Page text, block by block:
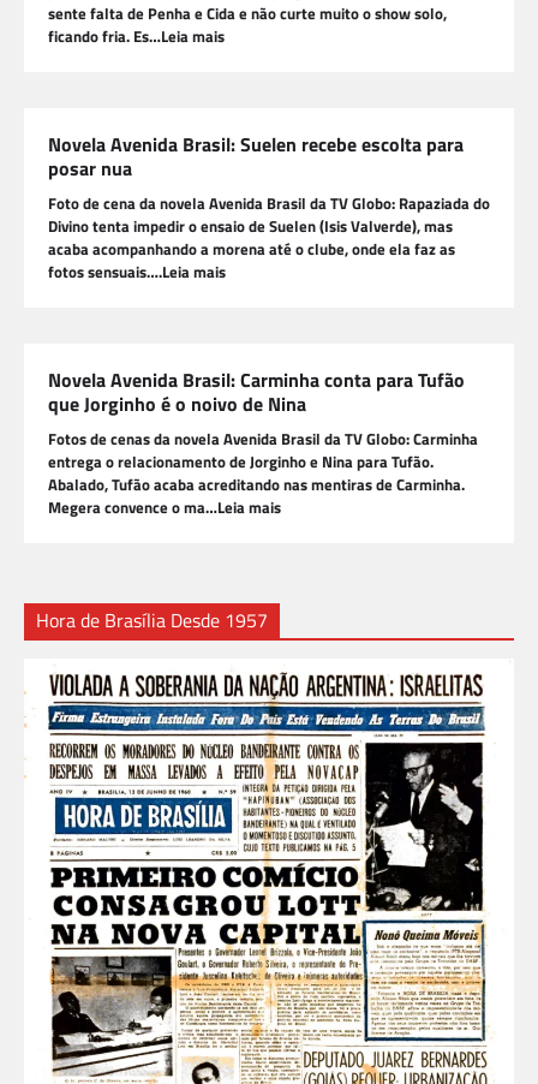
sente falta de Penha e Cida e não curte muito o show solo,
ficando fria. Es…Leia mais
Novela Avenida Brasil: Suelen recebe escolta para
posar nua
Foto de cena da novela Avenida Brasil da TV Globo: Rapaziada do
Divino tenta impedir o ensaio de Suelen (Isis Valverde), mas
acaba acompanhando a morena até o clube, onde ela faz as
fotos sensuais….Leia mais
Novela Avenida Brasil: Carminha conta para Tufão
que Jorginho é o noivo de Nina
Fotos de cenas da novela Avenida Brasil da TV Globo: Carminha
entrega o relacionamento de Jorginho e Nina para Tufão.
Abalado, Tufão acaba acreditando nas mentiras de Carminha.
Megera convence o ma…Leia mais
Hora de Brasília Desde 1957